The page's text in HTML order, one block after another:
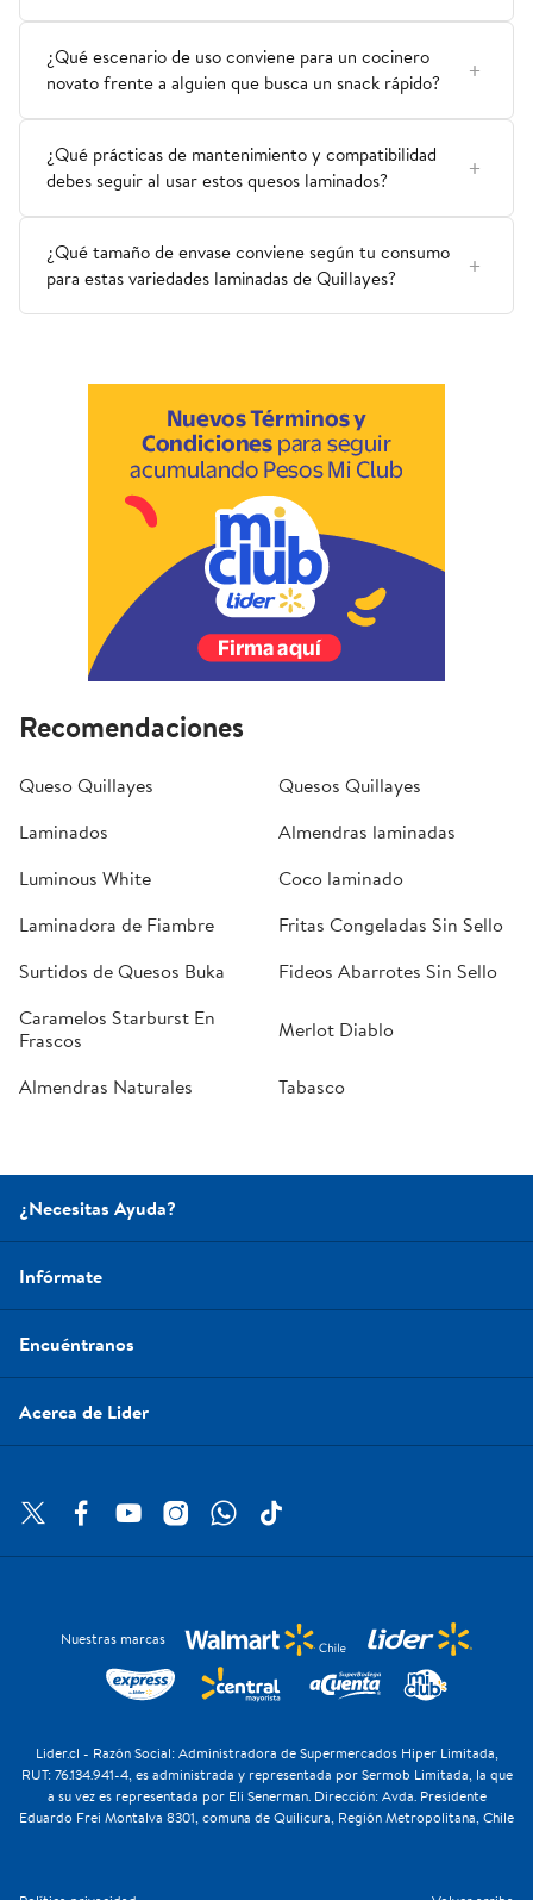
¿Qué escenario de uso conviene para un cocinero
novato frente a alguien que busca un snack rápido?
¿Qué prácticas de mantenimiento y compatibilidad
debes seguir al usar estos quesos laminados?
¿Qué tamaño de envase conviene según tu consumo
para estas variedades laminadas de Quillayes?
Recomendaciones
Queso Quillayes
Quesos Quillayes
Laminados
Almendras laminadas
Luminous White
Coco laminado
Laminadora de Fiambre
Fritas Congeladas Sin Sello
Surtidos de Quesos Buka
Fideos Abarrotes Sin Sello
Caramelos Starburst En
Frascos
Merlot Diablo
Almendras Naturales Tabasco
¿Necesitas Ayuda?
Infórmate
Encuéntranos
Acerca de Lider
Nuestras marcas
Lider.cl - Razón Social: Administradora de Supermercados Hiper Limitada,
RUT: 76.134.941-4, es administrada y representada por Sermob Limitada, la que
a su vez es representada por Eli Senerman. Dirección: Avda. Presidente
Eduardo Frei Montalva 8301, comuna de Quilicura, Región Metropolitana, Chile